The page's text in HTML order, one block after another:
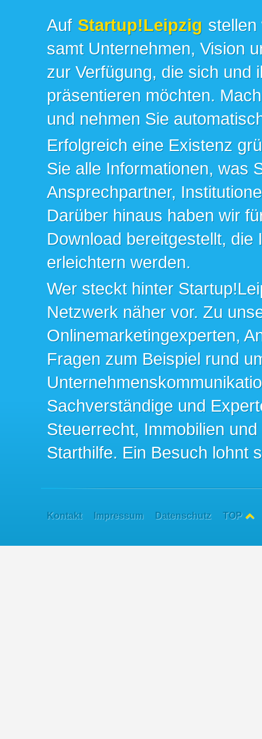
Auf Startup!Leipzig
samt Unternehmen, Vision
zur Verfügung, die sich und
präsentieren möchten.
und nehmen Sie
Erfolgreich eine Existenz
Sie alle Informationen, was
Ansprechpartner,
Darüber hinaus haben wir
Download bereitgestellt,
erleichtern werden.
Wer steckt hinter
Netzwerk näher vor. Zu
Onlinemarketingexperten,
Fragen zum Beispiel rund
Sachverständige und
Steuerrecht, Immobilien
Starthilfe. Ein Besuch lohnt
Kontakt Impressum Datenschutz TOP